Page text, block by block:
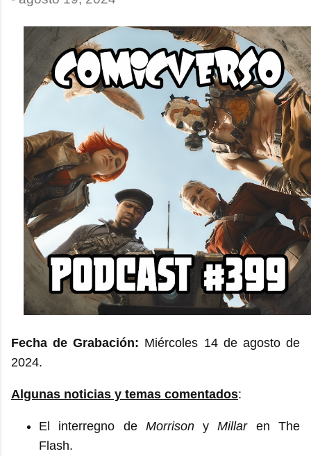
Fecha de Grabación: Miércoles 14 de agosto de
2024.
Algunas noticias y temas comentados:
El interregno de MorrisonyMillaren The
Flash.